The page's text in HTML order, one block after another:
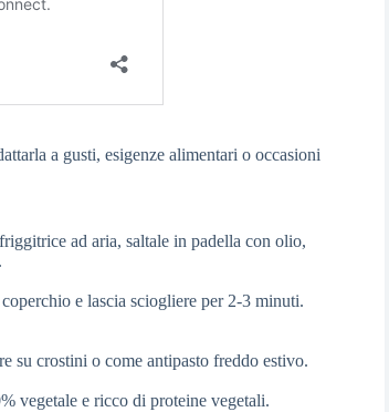
a gusti, esigenze alimentari o occasioni
ad aria, saltale in padella con olio,
e lascia sciogliere per 2-3 minuti.
su crostini o come antipasto freddo estivo.
vegetale e ricco di proteine vegetali.